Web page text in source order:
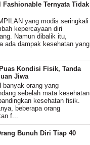
Fashionable Ternyata Tidak
yang modis seringkali
kepercayaan diri
Namun dibalik itu,
ada dampak kesehatan yang
Kondisi Fisik, Tanda
Jiwa
banyak orang yang
sebelah mata kesehatan
kesehatan fisik.
beberapa orang
f...
Bunuh Diri Tiap 40